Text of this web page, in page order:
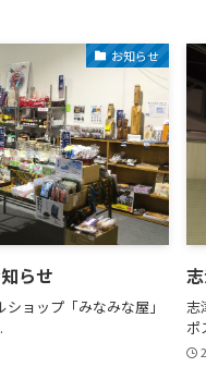
お知らせ
らせ
ョップ「みなみな屋」
志
ポ